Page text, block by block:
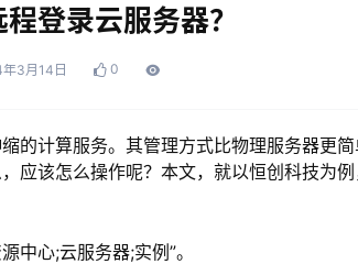
登录云服务器？
3月14日 0
的计算服务。其管理方式比物理服务器更
应该怎么操作呢？本文，就以恒创科技为
中心;云服务器;实例”。